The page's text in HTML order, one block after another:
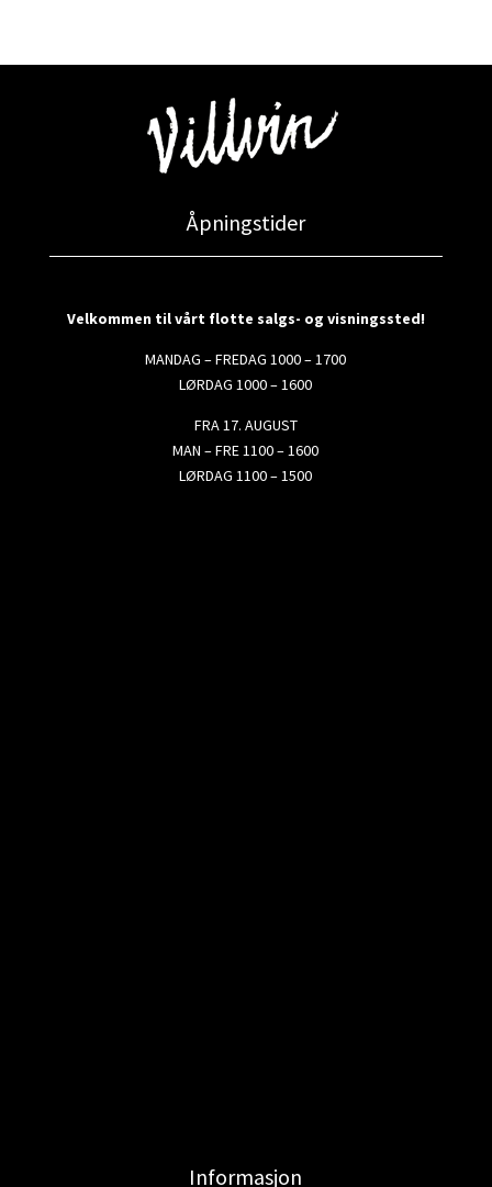
Åpningstider
Velkommen til vårt flotte salgs- og visningssted!
MANDAG – FREDAG 1000 – 1700
LØRDAG 1000 – 1600
FRA 17. AUGUST
MAN – FRE 1100 – 1600
LØRDAG 1100 – 1500
Informasjon